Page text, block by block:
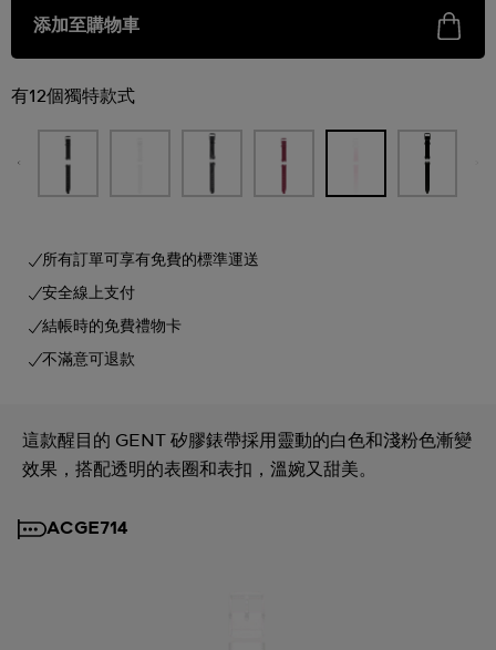
添加至購物車
有12個獨特款式
所有訂單可享有免費的標準運送
安全線上支付
結帳時的免費禮物卡
不滿意可退款
這款醒目的 GENT 矽膠錶帶採用靈動的白色和淺粉色漸變
效果，搭配透明的表圈和表扣，溫婉又甜美。
ACGE714